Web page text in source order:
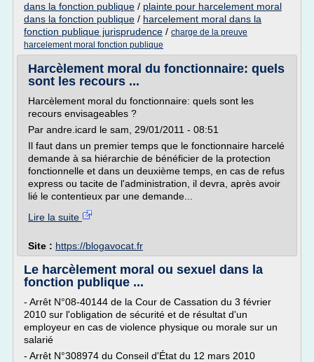
dans la fonction publique / plainte pour harcelement moral
dans la fonction publique / harcelement moral dans la
fonction publique jurisprudence / charge de la preuve
harcelement moral fonction publique
Harcèlement moral du fonctionnaire: quels
sont les recours ...
Harcèlement moral du fonctionnaire: quels sont les
recours envisageables ?
Par andre.icard le sam, 29/01/2011 - 08:51
Il faut dans un premier temps que le fonctionnaire harcelé
demande à sa hiérarchie de bénéficier de la protection
fonctionnelle et dans un deuxième temps, en cas de refus
express ou tacite de l'administration, il devra, après avoir
lié le contentieux par une demande...
Lire la suite
Site : https://blogavocat.fr
Le harcèlement moral ou sexuel dans la
fonction publique ...
- Arrêt N°08-40144 de la Cour de Cassation du 3 février
2010 sur l'obligation de sécurité et de résultat d'un
employeur en cas de violence physique ou morale sur un
salarié
- Arrêt N°308974 du Conseil d'État du 12 mars 2010